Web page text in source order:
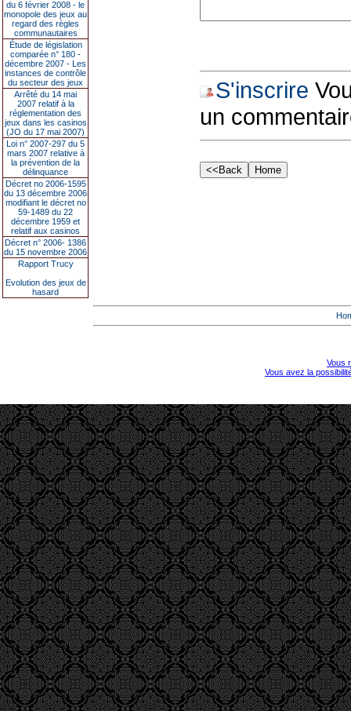
du 6 février 2008 - le
monopole des jeux au
regard des règles
communautaires
Étude de législation
comparée n° 180 -
décembre 2007 - Les
instances de contrôle
du secteur des jeux
Arrêté du 14 mai
2007 relatif à la
réglementation des
jeux dans les casinos
(JO du 17 mai 2007)
Loi n° 2007-297 du 5
mars 2007 relative à
la prévention de la
délinquance
Décret no 2006-1595
du 13 décembre 2006
modifiant le décret no
59-1489 du 22
décembre 1959 et
relatif aux casinos
Décret n° 2006- 1386
du 15 novembre 2006
Rapport Trucy
Evolution des jeux de
hasard
S'inscrire
un
Vous
Vous avez la